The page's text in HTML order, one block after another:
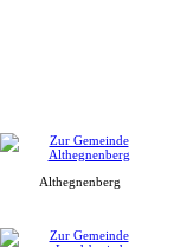
Althegnenberg